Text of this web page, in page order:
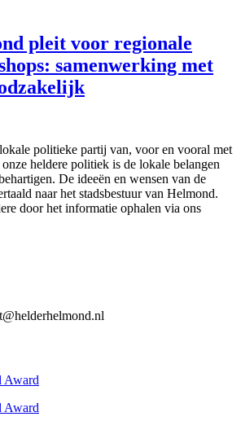
pleit voor regionale
samenwerking met
politieke partij van, voor en vooral met
heldere politiek is de lokale belangen
De ideeën en wensen van de
naar het stadsbestuur van Helmond.
door het informatie ophalen via ons
Award
Award